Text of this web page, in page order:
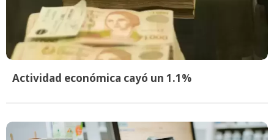
Actividad económica cayó un 1.1%